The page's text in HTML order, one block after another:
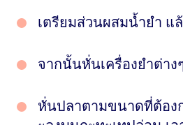
เตรียมส่วนผสมนํ้ายํา แ
จากนั้นหั่นเครื่องยําต่าง
หั่นปลาตามขนาดที่ต้อง